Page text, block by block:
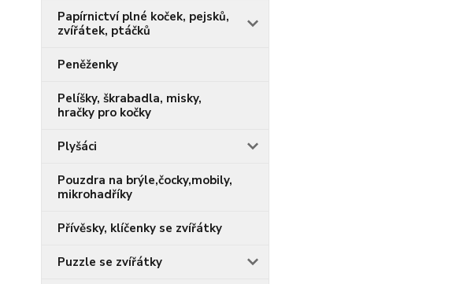
Papírnictví plné koček, pejsků,
zvířátek, ptáčků
Peněženky
Pelíšky, škrabadla, misky,
hračky pro kočky
Plyšáci
Pouzdra na brýle,čocky,mobily,
mikrohadříky
Přívěsky, klíčenky se zvířátky
Puzzle se zvířátky